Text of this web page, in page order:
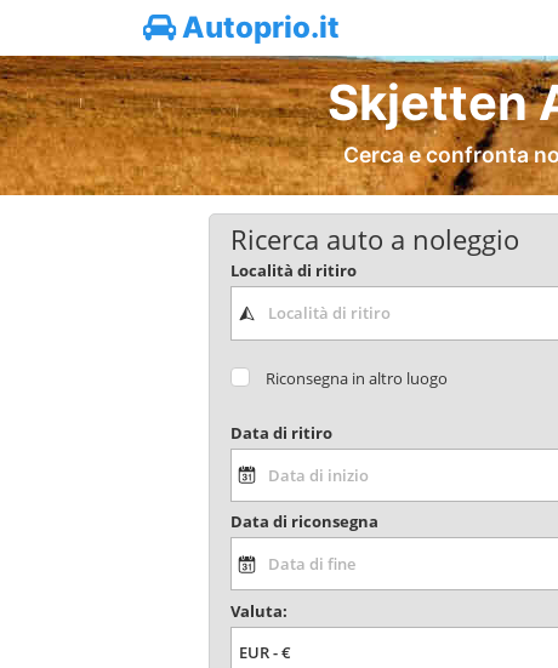
Autoprio.it
Skjetten
Cerca e confronta
Ricerca auto a noleggio
Località di ritiro
Riconsegna in altro luogo
Data di ritiro
Data di riconsegna
Valuta: